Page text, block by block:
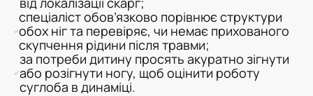
спеціаліст обов’язково порівнює структури
обох ніг та перевіряє, чи немає прихованого
скупчення рідини після травми;
за потреби дитину просять акуратно зігнути
або розігнути ногу, щоб оцінити роботу
суглоба в динаміці.